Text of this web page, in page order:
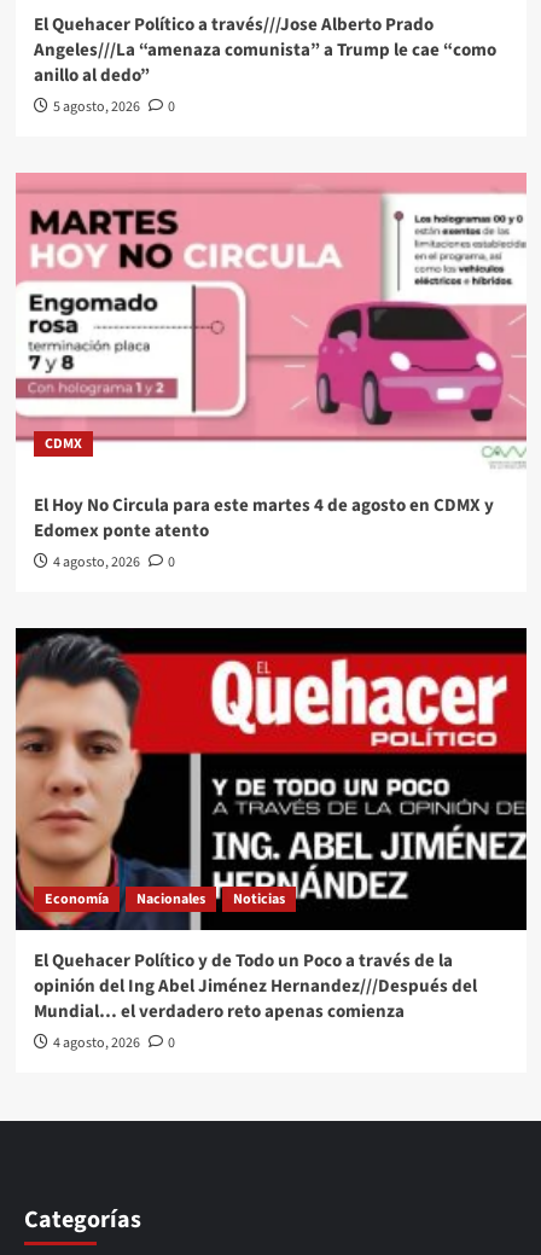
El Quehacer Político a través///Jose Alberto Prado
Angeles///La “amenaza comunista” a Trump le cae “como
anillo al dedo”
5 agosto, 2026 0
CDMX
El Hoy No Circula para este martes 4 de agosto en CDMX y
Edomex ponte atento
4 agosto, 2026 0
Economía Nacionales Noticias
El Quehacer Político y de Todo un Poco a través de la
opinión del Ing Abel Jiménez Hernandez///Después del
Mundial… el verdadero reto apenas comienza
4 agosto, 2026 0
Categorías